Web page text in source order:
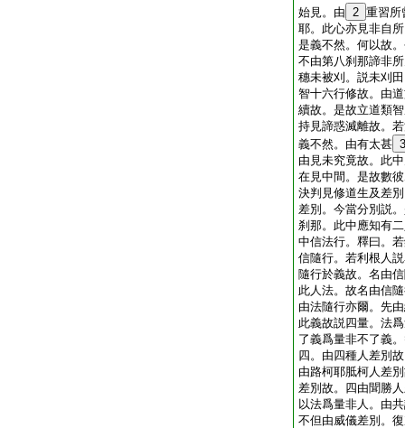
始見。由 2 重習所
耶。此心亦見非自
是義不然。何以故
不由第八刹那諦非
穗未被刈。説未刈
智十六行修故。由
續故。是故立道類
持見諦惑滅離故。
義不然。由有太甚 3
由見未究竟故。此
在見中間。是故數
決判見修道生及差
差別。今當分別説
刹那。此中應知有
中信法行。釋曰。
信隨行。若利根人
隨行於義故。名由
此人法。故名由信
由法隨行亦爾。先
此義故説四量。法
了義爲量非不了義
四。由四種人差別
由路柯耶胝柯人差
差別故。四由聞勝
以法爲量非人。由
不但由威儀差別。